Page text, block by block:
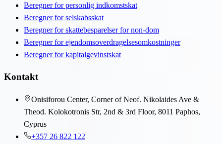
Beregner for personlig indkomstskat
Beregner for selskabsskat
Beregner for skattebesparelser for non-dom
Beregner for ejendomsoverdragelsesomkostninger
Beregner for kapitalgevinstskat
Kontakt
Onisiforou Center, Corner of Neof. Nikolaides Ave &
Theod. Kolokotronis Str, 2nd & 3rd Floor, 8011 Paphos,
Cyprus
+357 26 822 122